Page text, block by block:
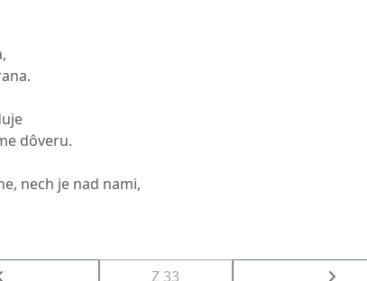
dôveru.
nech je nad nami,
Z 33